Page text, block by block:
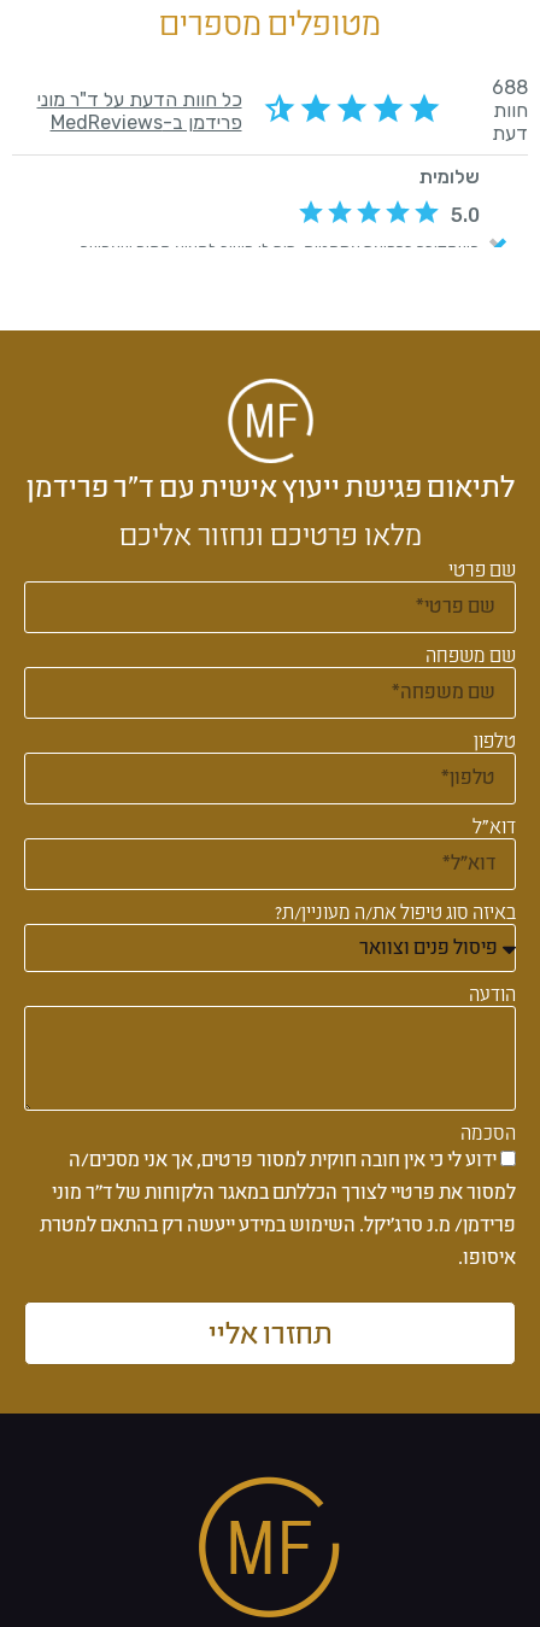
מטופלים מספרים
לתיאום פגישת ייעוץ אישית עם ד״ר פרידמן
מלאו פרטיכם ונחזור אליכם
שם פרטי
שם משפחה
טלפון
דוא"ל
באיזה סוג טיפול את/ה מעוניין/ת?
הודעה
הסכמה
ידוע לי כי אין חובה חוקית למסור פרטים, אך אני מסכים/ה
למסור את פרטיי לצורך הכללתם במאגר הלקוחות של ד''ר מוני
פרידמן/ מ.נ סרג'יקל. השימוש במידע ייעשה רק בהתאם למטרת
איסופו.
תחזרו אליי